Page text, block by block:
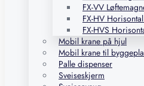
FX-VV
FX-HV
FX-HVS
Mobil krane på hjul
Mobil krane til
Palle dispenser
Sveiseskjerm